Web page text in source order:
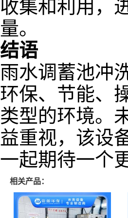
收集和利用，
量。
结语
雨水调蓄池冲
环保、节能、
类型的环境。
益重视，该设
一起期待一个
相关产品：